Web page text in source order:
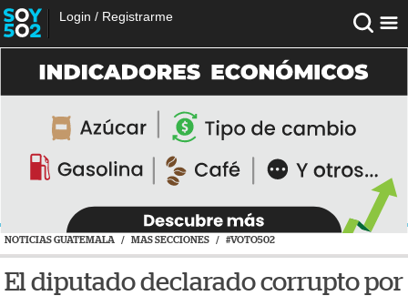
Login / Registrarme
NOTICIAS GUATEMALA / MAS SECCIONES / #VOTO502
El diputado declarado corrupto por